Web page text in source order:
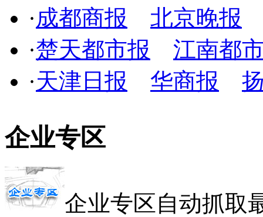
·成都商报
北京晚报
·楚天都市报
江南都
·天津日报 华商报
企业专区
企业专区自动抓取